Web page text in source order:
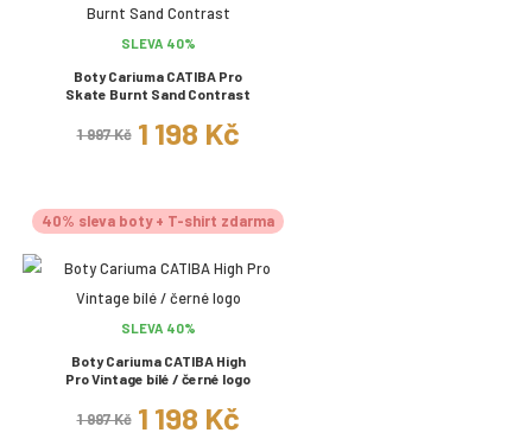
SLEVA 40%
Boty Cariuma CATIBA Pro
Skate Burnt Sand Contrast
1 997 Kč 1 198 Kč
40% sleva boty + T-shirt zdarma
SLEVA 40%
Boty Cariuma CATIBA High
Pro Vintage bílé / černé logo
1 997 Kč 1 198 Kč